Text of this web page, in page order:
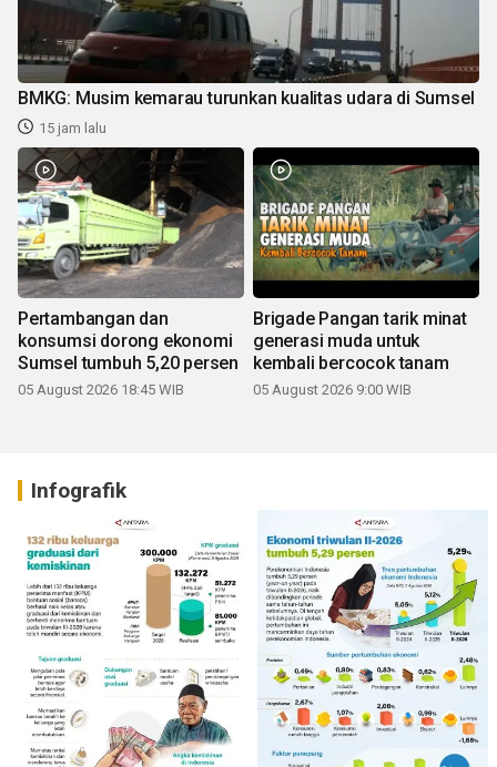
BMKG: Musim kemarau turunkan kualitas udara di Sumsel
15 jam lalu
Pertambangan dan
konsumsi dorong ekonomi
Sumsel tumbuh 5,20 persen
05 August 2026 18:45 WIB
Brigade Pangan tarik minat
generasi muda untuk
kembali bercocok tanam
05 August 2026 9:00 WIB
Infografik